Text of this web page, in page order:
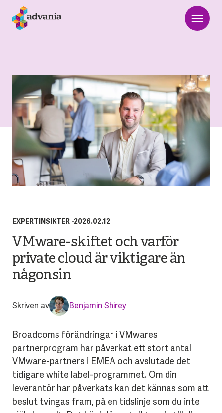
EXPERTINSIKTER -2026.02.12
VMware-skiftet och varför
private cloud är viktigare än
någonsin
Skriven av Benjamin Shirey
Broadcoms förändringar i VMwares
partnerprogram har påverkat ett stort antal
VMware-partners i EMEA och avslutade det
tidigare white label-programmet. Om din
leverantör har påverkats kan det kännas som att
beslut tvingas fram, på en tidslinje som du inte